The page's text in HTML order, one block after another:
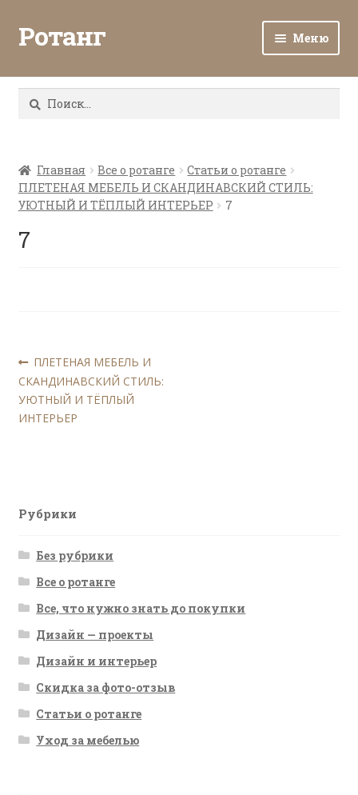
Ротанг Меню
Каталог
Все о ротанге
Найти:
Главная Все о ротанге
Статьи о ротанге
ПЛЕТЕНАЯ МЕБЕЛЬ И СКАНДИНАВСКИЙ СТИЛЬ:
УЮТНЫЙ И ТЁПЛЫЙ ИНТЕРЬЕР
7
7
Навигация
по
записям
Предыдущая
запись:
ПЛЕТЕНАЯ МЕБЕЛЬ И
СКАНДИНАВСКИЙ СТИЛЬ:
УЮТНЫЙ И ТЁПЛЫЙ
ИНТЕРЬЕР
Рубрики
Без рубрики
Все о ротанге
Все, что нужно знать до покупки
Дизайн — проекты
Дизайн и интерьер
Скидка за фото-отзыв
Статьи о ротанге
Уход за мебелью